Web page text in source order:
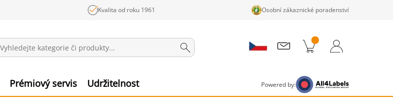
Kvalita od roku 1961 Osobní zákaznické poradenství
Prémiový servis Udržitelnost Powered by: